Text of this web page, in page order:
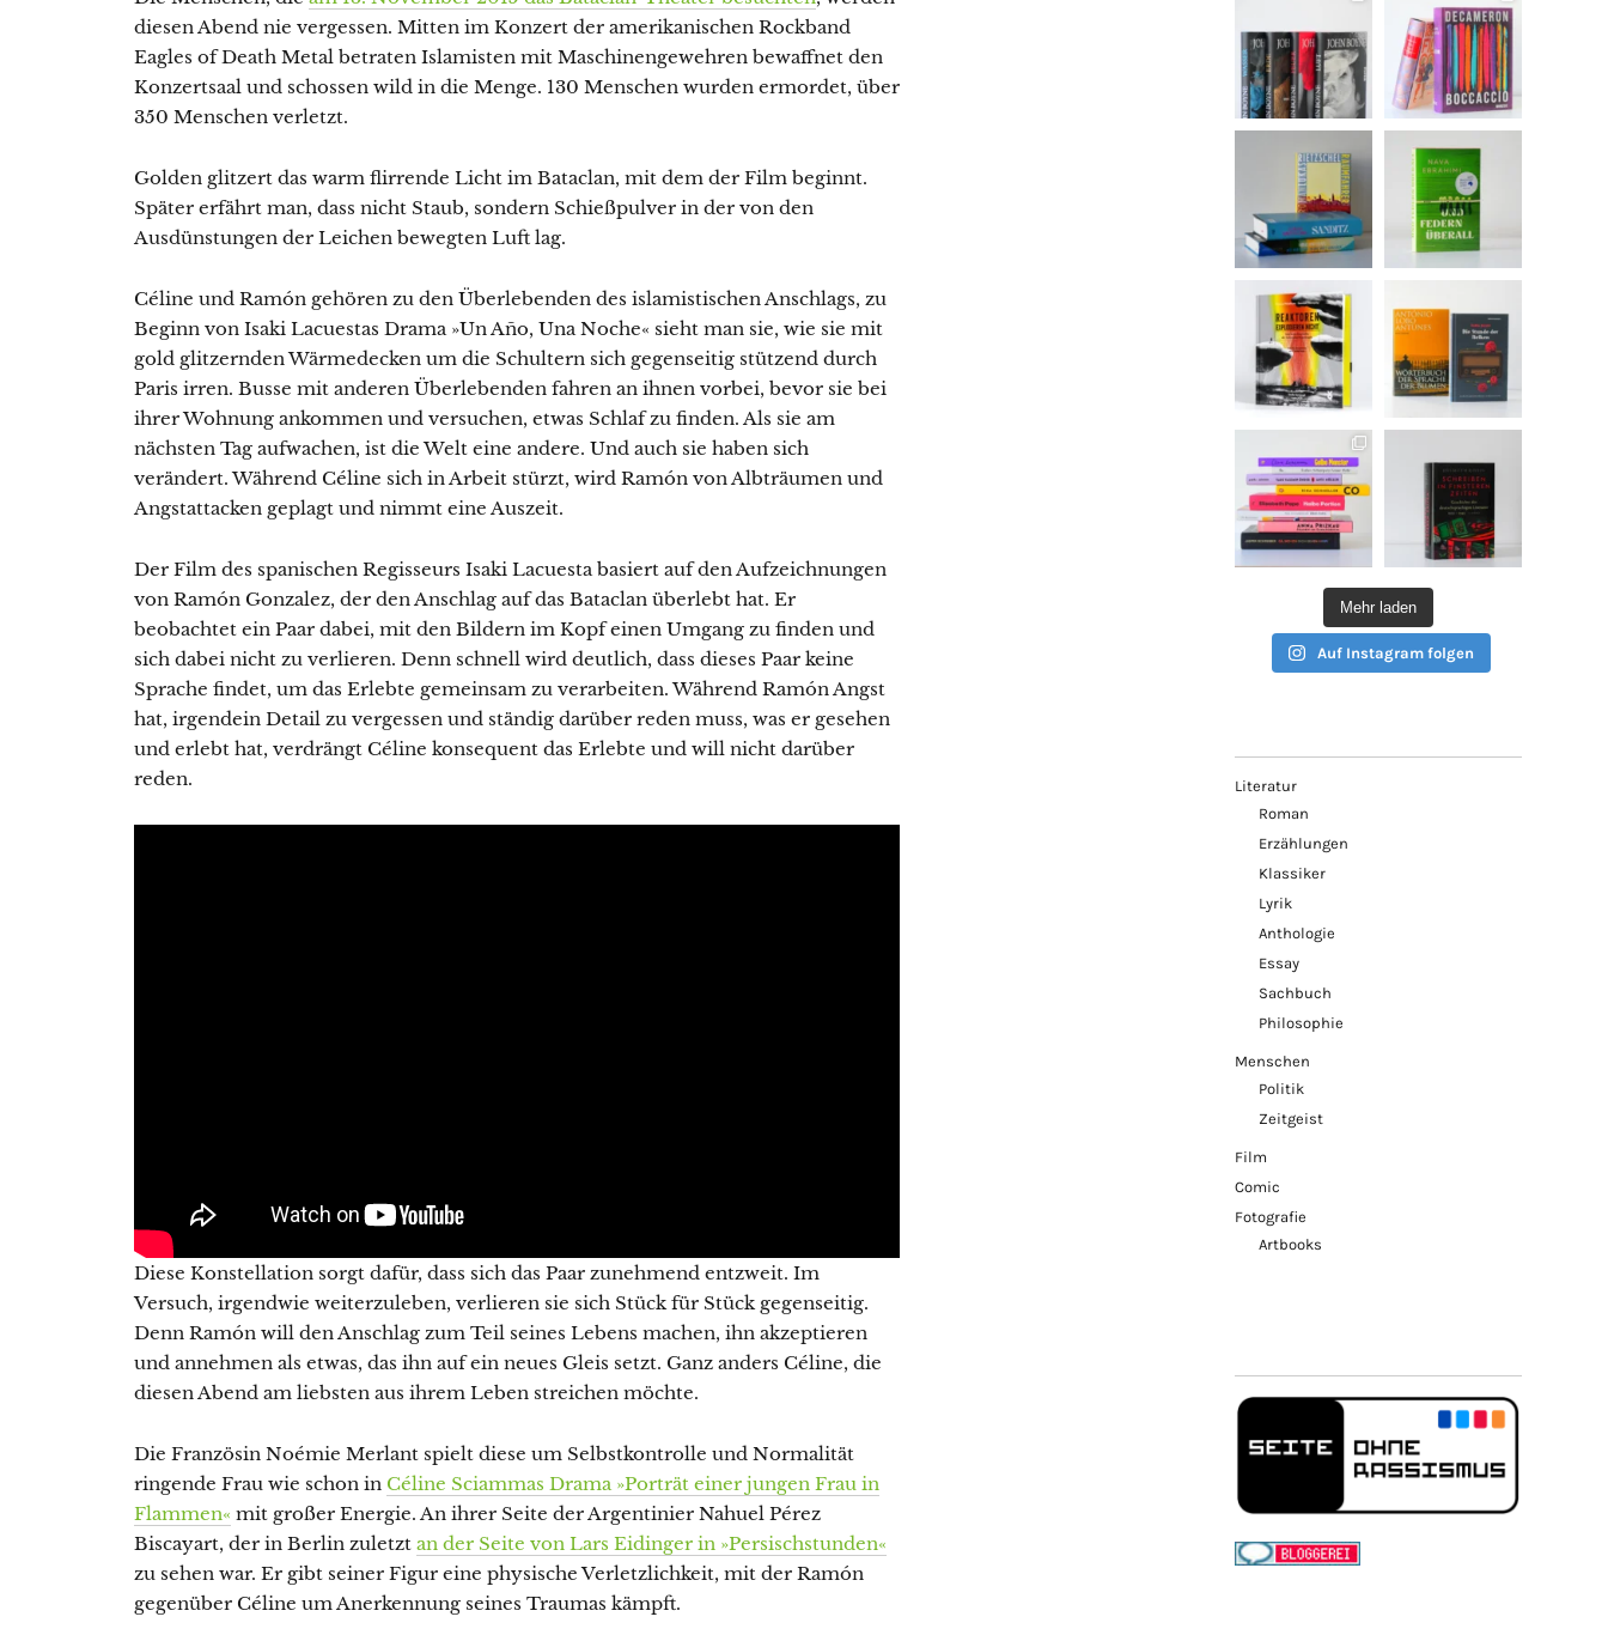
diesen Abend nie vergessen. Mitten im Konzert der amerikanischen Rockband
Eagles of Death Metal betraten Islamisten mit Maschinengewehren bewaffnet den
Konzertsaal und schossen wild in die Menge. 130 Menschen wurden ermordet, über
350 Menschen verletzt.
Golden glitzert das warm flirrende Licht im Bataclan, mit dem der Film beginnt.
Später erfährt man, dass nicht Staub, sondern Schießpulver in der von den
Ausdünstungen der Leichen bewegten Luft lag.
Céline und Ramón gehören zu den Überlebenden des islamistischen Anschlags, zu
Beginn von Isaki Lacuestas Drama »Un Año, Una Noche« sieht man sie, wie sie mit
gold glitzernden Wärmedecken um die Schultern sich gegenseitig stützend durch
Paris irren. Busse mit anderen Überlebenden fahren an ihnen vorbei, bevor sie bei
ihrer Wohnung ankommen und versuchen, etwas Schlaf zu finden. Als sie am
nächsten Tag aufwachen, ist die Welt eine andere. Und auch sie haben sich
verändert. Während Céline sich in Arbeit stürzt, wird Ramón von Albträumen und
Angstattacken geplagt und nimmt eine Auszeit.
Der Film des spanischen Regisseurs Isaki Lacuesta basiert auf den Aufzeichnungen
von Ramón Gonzalez, der den Anschlag auf das Bataclan überlebt hat. Er
beobachtet ein Paar dabei, mit den Bildern im Kopf einen Umgang zu finden und
sich dabei nicht zu verlieren. Denn schnell wird deutlich, dass dieses Paar keine
Sprache findet, um das Erlebte gemeinsam zu verarbeiten. Während Ramón Angst
hat, irgendein Detail zu vergessen und ständig darüber reden muss, was er gesehen
und erlebt hat, verdrängt Céline konsequent das Erlebte und will nicht darüber
reden.
Diese Konstellation sorgt dafür, dass sich das Paar zunehmend entzweit. Im
Versuch, irgendwie weiterzuleben, verlieren sie sich Stück für Stück gegenseitig.
Denn Ramón will den Anschlag zum Teil seines Lebens machen, ihn akzeptieren
und annehmen als etwas, das ihn auf ein neues Gleis setzt. Ganz anders Céline, die
diesen Abend am liebsten aus ihrem Leben streichen möchte.
Die Französin Noémie Merlant spielt diese um Selbstkontrolle und Normalität
ringende Frau wie schon in Céline Sciammas Drama »Porträt einer jungen Frau in
Flammen« mit großer Energie. An ihrer Seite der Argentinier Nahuel Pérez
Biscayart, der in Berlin zuletzt an der Seite von Lars Eidinger in »Persischstunden«
zu sehen war. Er gibt seiner Figur eine physische Verletzlichkeit, mit der Ramón
gegenüber Céline um Anerkennung seines Traumas kämpft.
Mehr laden
Auf Instagram folgen
Literatur
Roman
Erzählungen
Klassiker
Lyrik
Anthologie
Essay
Sachbuch
Philosophie
Menschen
Politik
Zeitgeist
Film
Comic
Fotografie
Artbooks